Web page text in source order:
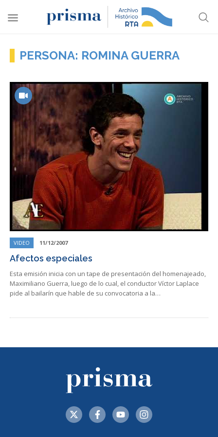
PERSONA: ROMINA GUERRA
VIDEO 11/12/2007
Afectos especiales
Esta emisión inicia con un tape de presentación del homenajeado,
Maximiliano Guerra, luego de lo cual, el conductor Víctor Laplace
pide al bailarín que hable de su convocatoria a la…